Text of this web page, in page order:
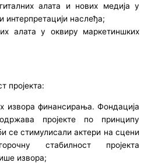
алата и нових медија у
интерпретацији наслеђа;
алата у оквиру маркетиншких
пројекта:
извора финансирања. Фондација
пројекте по принципу
се стимулисали актери на сцени
стабилност пројекта
извора;